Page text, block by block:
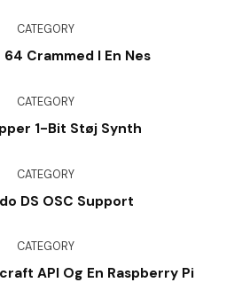
CATEGORY
Crammed I En Nes
CATEGORY
1-Bit Støj Synth
CATEGORY
DS OSC Support
CATEGORY
API Og En Raspberry Pi